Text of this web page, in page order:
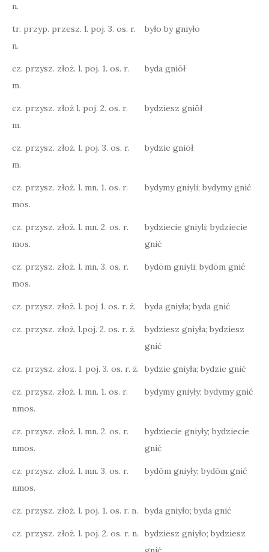
n.
tr. przyp. przesz. l. poj. 3. os. r.
n.
było by gniyło
cz. przysz. złoż. l. poj. 1. os. r.
m.
byda gniōł
cz. przysz. złoż l. poj. 2. os. r.
m.
bydziesz gniōł
cz. przysz. złoż. l. poj. 3. os. r.
m.
bydzie gniōł
cz. przysz. złoż. l. mn. 1. os. r.
mos.
bydymy gniyli; bydymy gnić
cz. przysz. złoż. l. mn. 2. os. r.
mos.
bydziecie gniyli; bydziecie
gnić
cz. przysz. złoż. l. mn. 3. os. r.
mos.
bydōm gniyli; bydōm gnić
cz. przysz. złoż. l. poj 1. os. r. ż. byda gniyła; byda gnić
cz. przysz. złoż. l.poj. 2. os. r. ż.
bydziesz gniyła; bydziesz
gnić
cz. przysz. złoz. l. poj. 3. os. r. ż. bydzie gniyła; bydzie gnić
cz. przysz. złoż. l. mn. 1. os. r.
nmos.
bydymy gniyły; bydymy gnić
cz. przysz. złoż. l. mn. 2. os. r.
nmos.
bydziecie gniyły; bydziecie
gnić
cz. przysz. złoż. l. mn. 3. os. r.
nmos.
bydōm gniyły; bydōm gnić
cz. przysz. złoż. l. poj. 1. os. r. n. byda gniyło; byda gnić
cz. przysz. złoż. l. poj. 2. os. r. n.
bydziesz gniyło; bydziesz